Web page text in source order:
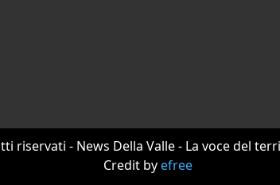
riservati - News Della Valle - La voce del
Credit byefree